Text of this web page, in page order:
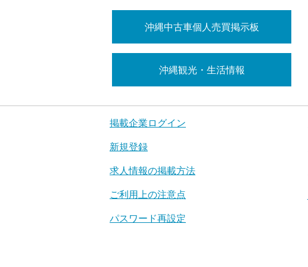
沖縄中古車個人売買掲示板
沖縄観光・生活情報
掲載企業ログイン
新規登録
求人情報の掲載方法
ご利用上の注意点
パスワード再設定